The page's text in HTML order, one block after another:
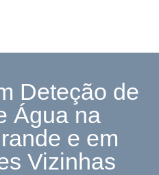
Deteção de
Água na
e em
Vizinhas